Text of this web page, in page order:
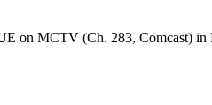
on MCTV (Ch. 283, Comcast) in